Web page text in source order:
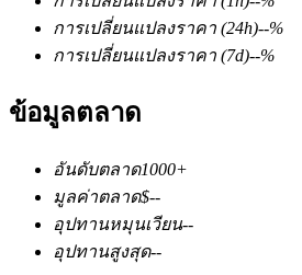
ฟิวเจอร์สสกุลเงินดิจิทัล
TradFi
อนุพันธ์ของหุ้น ฟอเร็กซ์ โลหะ
การเปลี่ยนแปลงราคา (24h)--%
การเปลี่ยนแปลงราคา (7d)--%
ข้อมูลตลาด
อันดับตลาด1000+
มูลค่าตลาด$--
อุปทานหมุนเวียน--
อุปทานสูงสุด--